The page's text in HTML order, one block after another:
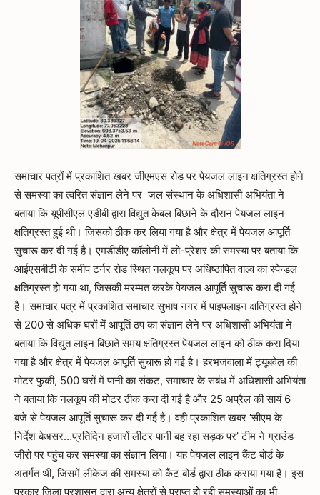
समाचार पत्रों में प्रकाशित खबर जीएमएस रोड पर पेयजल लाइन क्षतिग्रस्त होने
से समस्या का त्वरित संज्ञान लेने पर जल संस्थान के अधिशासी अभियंता ने
बताया कि यूपीसीएल एडीबी द्वारा विद्युत केबल बिछाने के दौरान पेयजल लाइन
क्षतिग्रस्त हुई थी। जिसको ठीक कर लिया गया है और क्षेत्र में पेयजल आपूर्ति
सुचारू कर दी गई है। एमडीडीए कॉलोनी में लो-प्रेशर की समस्या पर बताया कि
आईएसबीटी के समीप टर्नर रोड स्थित नलकूप पर अधिष्ठापित वाल्व का स्पेन्डल
क्षतिग्रस्त हो गया था, जिसकी मरम्मत करके पेयजल आपूर्ति सुचारू करा दी गई
है। समाचार पत्र में प्रकाशित समाचार सुभाष नगर में पाइपलाइन क्षतिग्रस्त होने
से 200 से अधिक घरों में आपूर्ति ठप का संज्ञान लेने पर अधिशासी अभियंता ने
बताया कि विद्युत लाइन बिछाते समय क्षतिग्रस्त पेयजल लाइन को ठीक करा दिया
गया है और क्षेत्र में पेयजल आपूर्ति सुचारू हो गई है। हरभजवाला में ट्यूबवेल की
मोटर फुकी, 500 घरों में पानी का संकट, समाचार के संबंध में अधिशासी अभियंता
ने बताया कि नलकूप की मोटर ठीक करा दी गई है और 25 अप्रैल की सायं 6
बजे से पेयजल आपूर्ति सुचारू कर दी गई है। वही प्रकाशित खबर ‘सीएम के
निर्देश बेअसर…प्रतिदिन हजारों लीटर पानी बह रहा सड़क पर’ टीम ने ग्राउंड
जीरो पर पहुंच कर समस्या का संज्ञान लिया। यह पेयजल लाइन कैंट बोर्ड के
अंतर्गत थी, जिसमें लीकेज की समस्या को कैंट बोर्ड द्वारा ठीक कराया गया है। इस
प्रकार जिला प्रशासन द्वारा अन्य क्षेत्रों से प्राप्त हो रही समस्याओं का भी